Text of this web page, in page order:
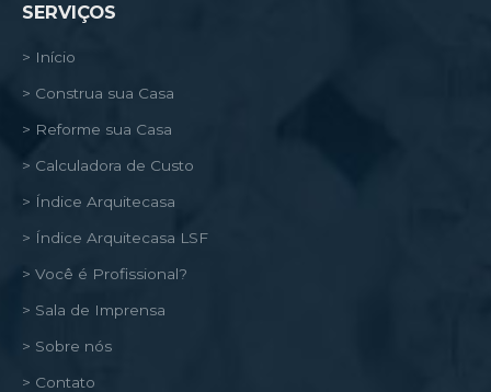
SERVIÇOS
> Início
> Construa sua Casa
> Reforme sua Casa
> Calculadora de Custo
> Índice Arquitecasa
> Índice Arquitecasa LSF
> Você é Profissional?
> Sala de Imprensa
> Sobre nós
> Contato